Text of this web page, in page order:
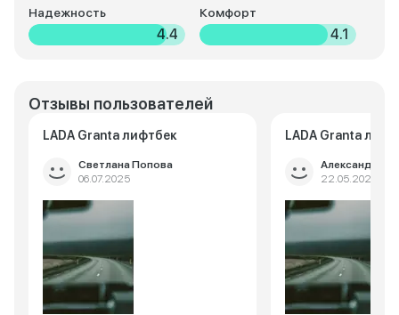
Надежность
4.4
Комфорт
4.1
Отзывы пользователей
LADA Granta лифтбек
Светлана Попова
06.07.2025
LADA Granta
Александр
22.05.2025